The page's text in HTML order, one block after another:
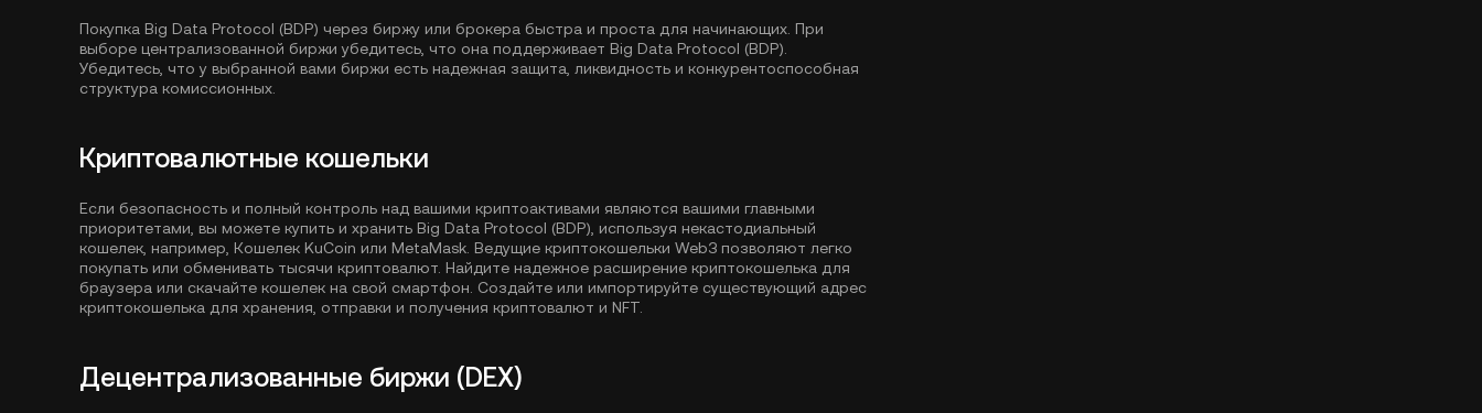
Покупка Big Data Protocol (BDP) через биржу или брокера быстра и проста для начинающих. При
выборе централизованной биржи убедитесь, что она поддерживает Big Data Protocol (BDP).
Убедитесь, что у выбранной вами биржи есть надежная защита, ликвидность и конкурентоспособная
структура комиссионных.
Криптовалютные кошельки
Если безопасность и полный контроль над вашими криптоактивами являются вашими главными
приоритетами, вы можете купить и хранить Big Data Protocol (BDP), используя некастодиальный
кошелек, например, Кошелек KuCoin или MetaMask. Ведущие криптокошельки Web3 позволяют легко
покупать или обменивать тысячи криптовалют. Найдите надежное расширение криптокошелька для
браузера или скачайте кошелек на свой смартфон. Создайте или импортируйте существующий адрес
криптокошелька для хранения, отправки и получения криптовалют и NFT.
Децентрализованные биржи (DEX)